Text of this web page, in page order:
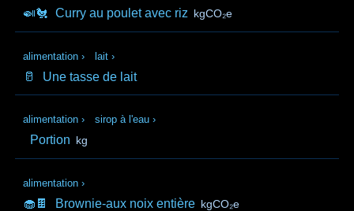
🍛🐔 Curry au poulet avec riz kgCO₂e
alimentation › lait ›
🥛 Une tasse de lait
alimentation › sirop à l'eau ›
Portion kg
alimentation ›
🧁🍫 Brownie-aux noix entière kgCO₂e